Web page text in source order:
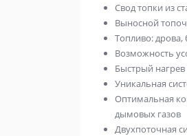
Свод топки из
Выносной
Топливо: дрова,
Возможность
Быстрый
Уникальная
Оптимальная
дымовых газов
Двухпоточная